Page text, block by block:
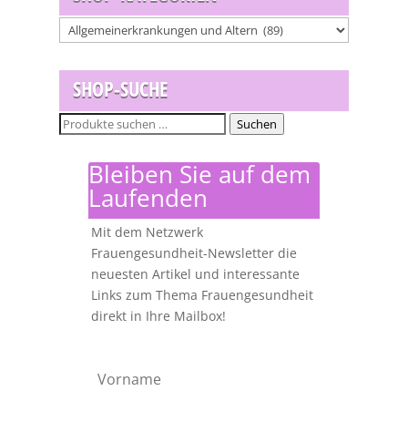
SHOP-SUCHE
Suchen
Suchen
Bleiben Sie auf dem
Laufenden
Mit dem Netzwerk
Frauengesundheit-Newsletter die
neuesten Artikel und interessante
Links zum Thema Frauengesundheit
direkt in Ihre Mailbox!